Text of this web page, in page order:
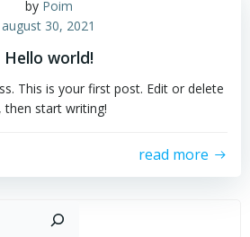
by Poim
august 30, 2021
Hello world!
This is your first post. Edit or delete
then start writing!
read more